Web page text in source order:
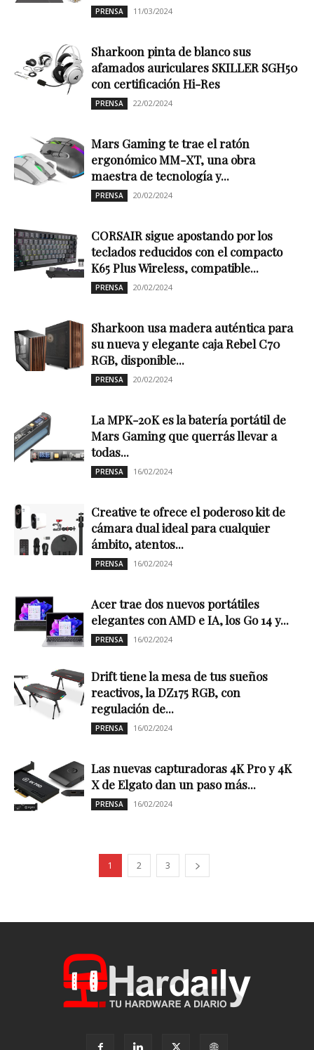
PRENSA 11/03/2024
Sharkoon pinta de blanco sus
afamados auriculares SKILLER SGH50
con certificación Hi-Res
PRENSA 22/02/2024
Mars Gaming te trae el ratón
ergonómico MM-XT, una obra
maestra de tecnología y...
PRENSA 20/02/2024
CORSAIR sigue apostando por los
teclados reducidos con el compacto
K65 Plus Wireless, compatible...
PRENSA 20/02/2024
Sharkoon usa madera auténtica para
su nueva y elegante caja Rebel C70
RGB, disponible...
PRENSA 20/02/2024
La MPK-20K es la batería portátil de
Mars Gaming que querrás llevar a
todas...
PRENSA 16/02/2024
Creative te ofrece el poderoso kit de
cámara dual ideal para cualquier
ámbito, atentos...
PRENSA 16/02/2024
Acer trae dos nuevos portátiles
elegantes con AMD e IA, los Go 14 y...
PRENSA 16/02/2024
Drift tiene la mesa de tus sueños
reactivos, la DZ175 RGB, con
regulación de...
PRENSA 16/02/2024
Las nuevas capturadoras 4K Pro y 4K
X de Elgato dan un paso más...
PRENSA 16/02/2024
1 2 3